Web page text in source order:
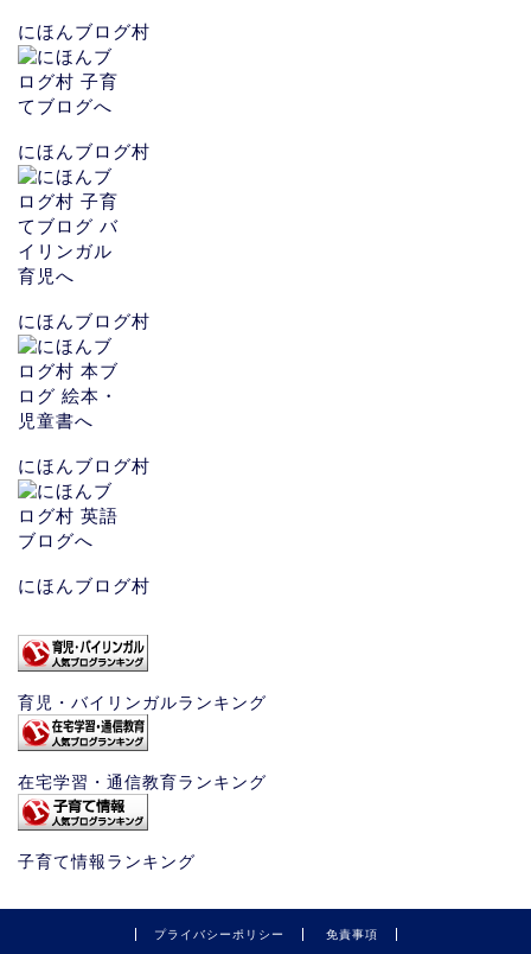
にほんブログ村
にほんブログ村
にほんブログ村
にほんブログ村
にほんブログ村
育児・バイリンガルランキング
在宅学習・通信教育ランキング
子育て情報ランキング
プライバシーポリシー 免責事項